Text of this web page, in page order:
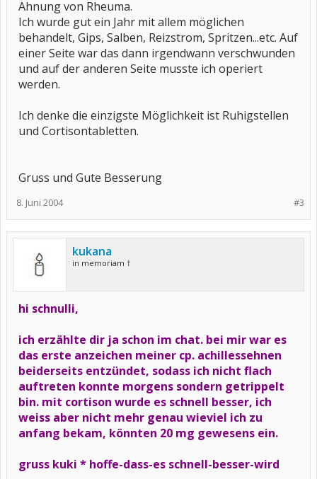
Ahnung von Rheuma.
Ich wurde gut ein Jahr mit allem möglichen
behandelt, Gips, Salben, Reizstrom, Spritzen...etc. Auf
einer Seite war das dann irgendwann verschwunden
und auf der anderen Seite musste ich operiert
werden.
Ich denke die einzigste Möglichkeit ist Ruhigstellen
und Cortisontabletten.
Gruss und Gute Besserung
#3
8. Juni 2004
kukana
in memoriam †
hi schnulli,
ich erzählte dir ja schon im chat. bei mir war es
das erste anzeichen meiner cp. achillessehnen
beiderseits entzündet, sodass ich nicht flach
auftreten konnte morgens sondern getrippelt
bin. mit cortison wurde es schnell besser, ich
weiss aber nicht mehr genau wieviel ich zu
anfang bekam, könnten 20 mg gewesens ein.
gruss kuki * hoffe-dass-es schnell-besser-wird